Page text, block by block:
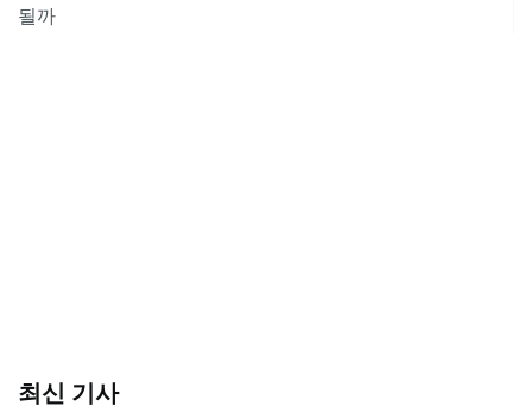
될까
최신 기사